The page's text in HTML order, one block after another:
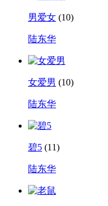
男爱女 (10)
陆东华
女爱男 (10)
陆东华
碧5 (11)
陆东华